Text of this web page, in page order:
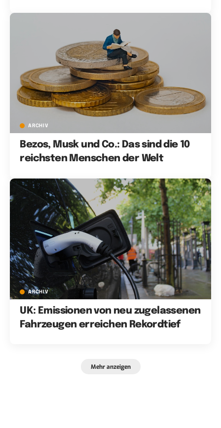
ARCHIV
Bezos, Musk und Co.: Das sind die 10
reichsten Menschen der Welt
ARCHIV
UK: Emissionen von neu zugelassenen
Fahrzeugen erreichen Rekordtief
Mehr anzeigen